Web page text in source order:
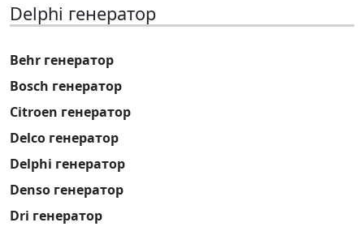
Delphi генератор
Behr генератор
Bosch генератор
Citroen генератор
Delco генератор
Delphi генератор
Denso генератор
Dri генератор